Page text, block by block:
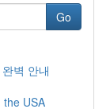
Go
벽 안내
the USA